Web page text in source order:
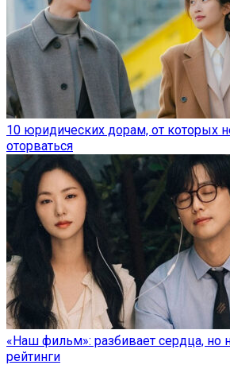
10 юридических дорам, от которых
оторваться
«Наш фильм»: разбивает сердца, но
рейтинги